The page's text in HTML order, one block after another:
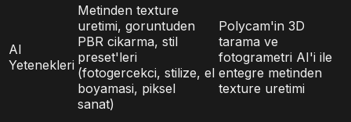
AI
Yetenekleri
Metinden texture
uretimi, goruntuden
PBR cikarma, stil
preset'leri
(fotogercekci, stilize, el
boyamasi, piksel
sanat)
Polycam'in 3D
tarama ve
fotogrametri AI'i ile
entegre metinden
texture uretimi